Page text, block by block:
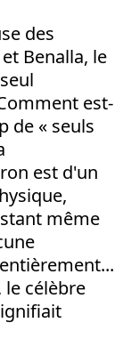
des
Benalla, le
est-
de « seuls
est d'un
même
le célèbre